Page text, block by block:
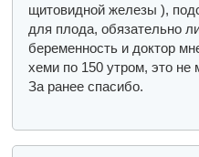
щитовидной железы ),
для плода, обязательно
беременность и доктор
хеми по 150 утром, это не
За ранее спасибо.